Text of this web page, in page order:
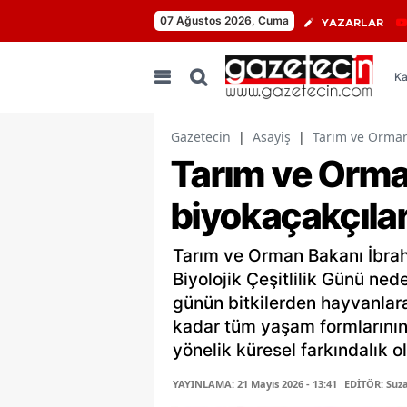
07 Ağustos 2026, Cuma YAZARLAR
Gazetecin | Asayiş | Tarım ve
Tarım ve
Tarım ve Orman Bakanı
Biyolojik Çeşitlilik Günü
günün bitkilerden
kadar tüm yaşam
yönelik küresel farkındalık
YAYINLAMA: 21 Mayıs 2026 - 13:41 EDİTÖR: